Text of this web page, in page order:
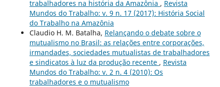
trabalhadores na história da Amazônia , Revista
Mundos do Trabalho: v. 9 n. 17 (2017): História Social
do Trabalho na Amazônia
Claudio H. M. Batalha, Relançando o debate sobre o
mutualismo no Brasil: as relações entre corporações,
irmandades, sociedades mutualistas de trabalhadores
e sindicatos à luz da produção recente , Revista
Mundos do Trabalho: v. 2 n. 4 (2010): Os
trabalhadores e o mutualismo